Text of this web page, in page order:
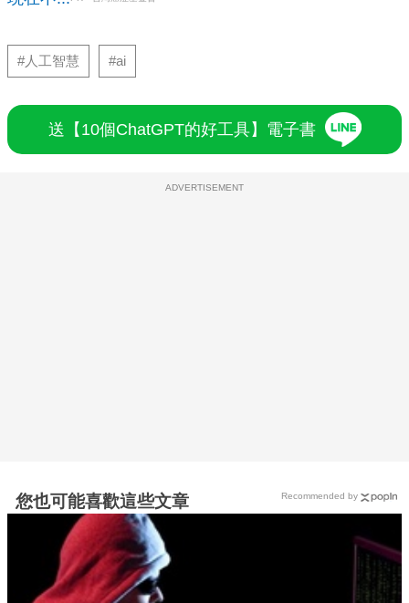
#人工智慧 #ai
送【10個ChatGPT的好工具】電子書
ADVERTISEMENT
您也可能喜歡這些文章 Recommended by